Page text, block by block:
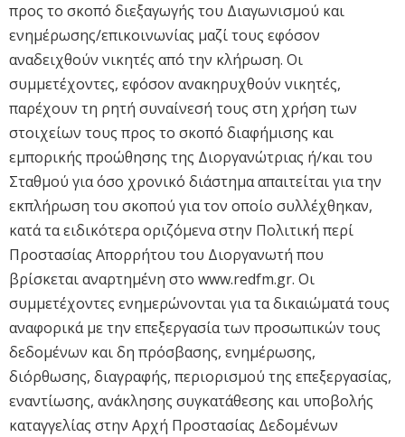
προς το σκοπό διεξαγωγής του Διαγωνισμού και
ενημέρωσης/επικοινωνίας μαζί τους εφόσον
αναδειχθούν νικητές από την κλήρωση. Οι
συμμετέχοντες, εφόσον ανακηρυχθούν νικητές,
παρέχουν τη ρητή συναίνεσή τους στη χρήση των
στοιχείων τους προς το σκοπό διαφήμισης και
εμπορικής προώθησης της Διοργανώτριας ή/και του
Σταθμού για όσο χρονικό διάστημα απαιτείται για την
εκπλήρωση του σκοπού για τον οποίο συλλέχθηκαν,
κατά τα ειδικότερα οριζόμενα στην Πολιτική περί
Προστασίας Απορρήτου του Διοργανωτή που
βρίσκεται αναρτημένη στο www.redfm.gr. Οι
συμμετέχοντες ενημερώνονται για τα δικαιώματά τους
αναφορικά με την επεξεργασία των προσωπικών τους
δεδομένων και δη πρόσβασης, ενημέρωσης,
διόρθωσης, διαγραφής, περιορισμού της επεξεργασίας,
εναντίωσης, ανάκλησης συγκατάθεσης και υποβολής
καταγγελίας στην Αρχή Προστασίας Δεδομένων